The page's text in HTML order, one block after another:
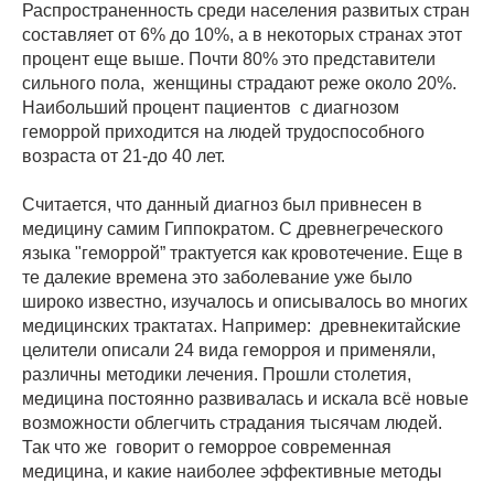
Распространенность среди населения развитых стран
составляет от 6% до 10%, а в некоторых странах этот
процент еще выше. Почти 80% это представители
сильного пола, женщины страдают реже около 20%.
Наибольший процент пациентов с диагнозом
геморрой приходится на людей трудоспособного
возраста от 21-до 40 лет.
Считается, что данный диагноз был привнесен в
медицину самим Гиппократом. С древнегреческого
языка "геморрой” трактуется как кровотечение. Еще в
те далекие времена это заболевание уже было
широко известно, изучалось и описывалось во многих
медицинских трактатах. Например: древнекитайские
целители описали 24 вида геморроя и применяли,
различны методики лечения. Прошли столетия,
медицина постоянно развивалась и искала всё новые
возможности облегчить страдания тысячам людей.
Так что же говорит о геморрое современная
медицина, и какие наиболее эффективные методы